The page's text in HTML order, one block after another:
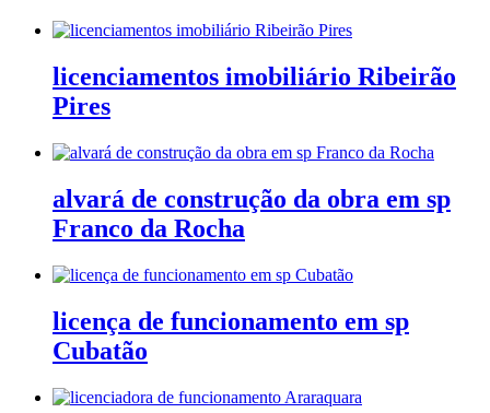
licenciamentos imobiliário Ribeirão
Pires
alvará de construção da obra em sp
Franco da Rocha
licença de funcionamento em sp
Cubatão